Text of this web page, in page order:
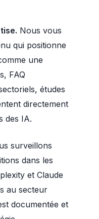
Nous vous
qui positionne
une
FAQ
études
directement
des IA.
surveillons
dans les
et Claude
au secteur
documentée et